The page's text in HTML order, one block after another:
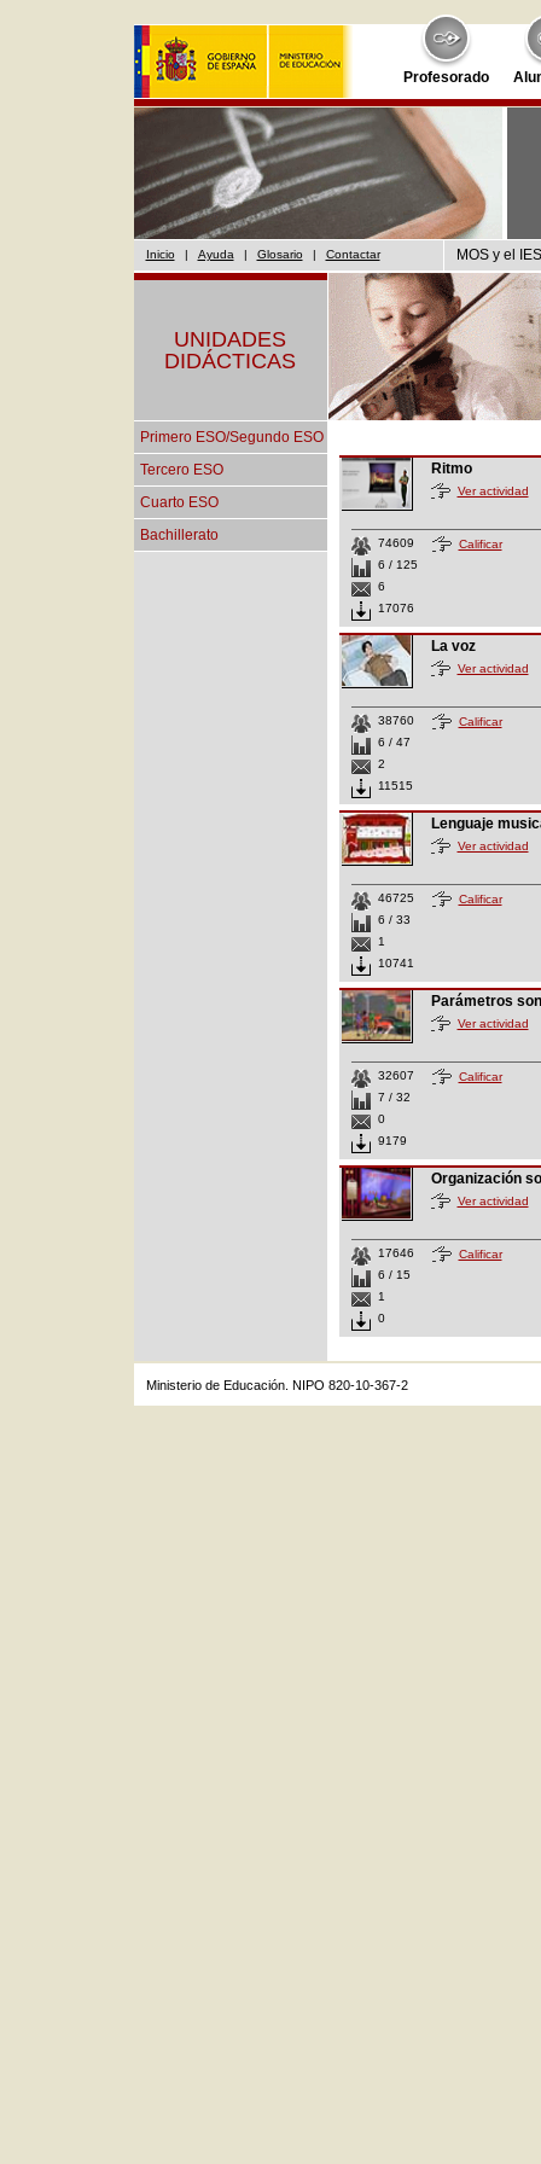
Profesorado
Inicio | Ayuda | Glosario | Contactar MOS y el
UNIDADES
DIDÁCTICAS
Primero ESO/Segundo ESO
Tercero ESO
Cuarto ESO
Bachillerato
Ritmo
Ver actividad
74609
6 / 125
6
17076
Calificar
La voz
Ver actividad
38760
6 / 47
2
11515
Calificar
Lenguaje
Ver actividad
46725
6 / 33
1
10741
Calificar
Parámetros
Ver actividad
32607
7 / 32
0
9179
Calificar
Organización
Ver actividad
17646
6 / 15
1
0
Calificar
Ministerio de Educación. NIPO 820-10-367-2